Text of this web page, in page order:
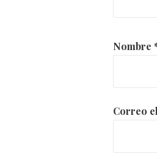
Nombre
Correo